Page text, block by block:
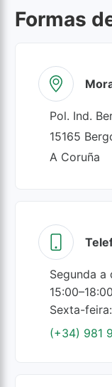
Formas
Pol. Ind.
15165
A Coruña
Segunda a
15:00–18:00
Sexta-
(+34) 981